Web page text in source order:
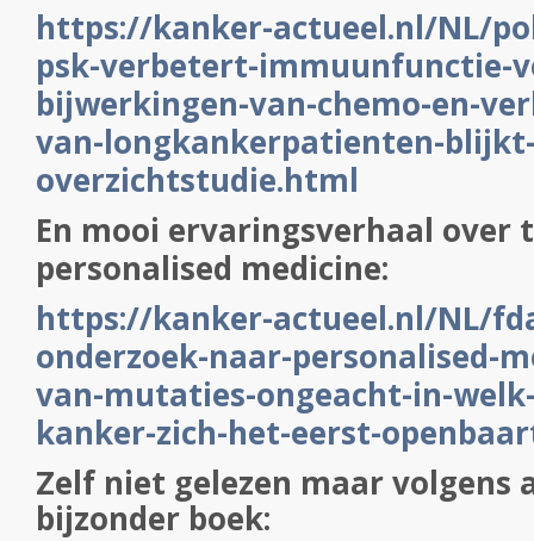
https://kanker-actueel.nl/NL/
psk-verbetert-immuunfunctie-
bijwerkingen-van-chemo-en-
van-longkankerpatienten-
overzichtstudie.html
En mooi ervaringsverhaal over
personalised medicine:
https://kanker-actueel.nl/NL/
onderzoek-naar-personalised-
van-mutaties-ongeacht-in-
kanker-zich-het-eerst-
Zelf niet gelezen maar volgens
bijzonder boek: